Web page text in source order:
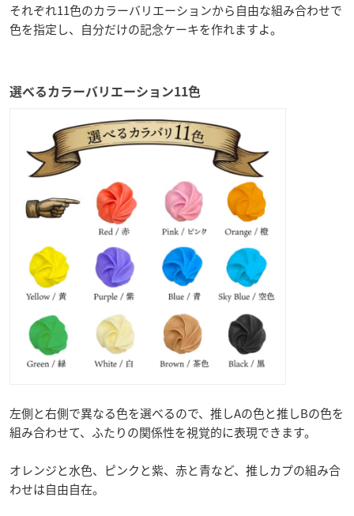
それぞれ11色のカラーバリエーションから自由な組み合わせで
色を指定し、自分だけの記念ケーキを作れますよ。
選べるカラーバリエーション11色
左側と右側で異なる色を選べるので、推しAの色と推しBの色を
組み合わせて、ふたりの関係性を視覚的に表現できます。
オレンジと水色、ピンクと紫、赤と青など、推しカプの組み合
わせは自由自在。